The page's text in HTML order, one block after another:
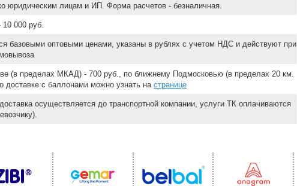
юридическим лицам и ИП. Форма расчетов - безналичная.
000 руб.
базовыми оптовыми ценами, указаны в рублях с учетом НДС и действуют при
(в пределах МКАД) - 700 руб., по ближнему Подмосковью (в пределах 20 км.
с баллонами можно узнать на странице
осуществляется до транспортной компании, услуги ТК оплачиваются